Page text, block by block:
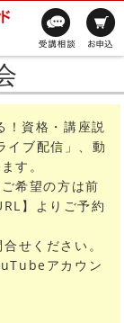
！資格・講座説
ブ配信」、動
す。
希望の方は前
】よりご予約
せください。
アカウン